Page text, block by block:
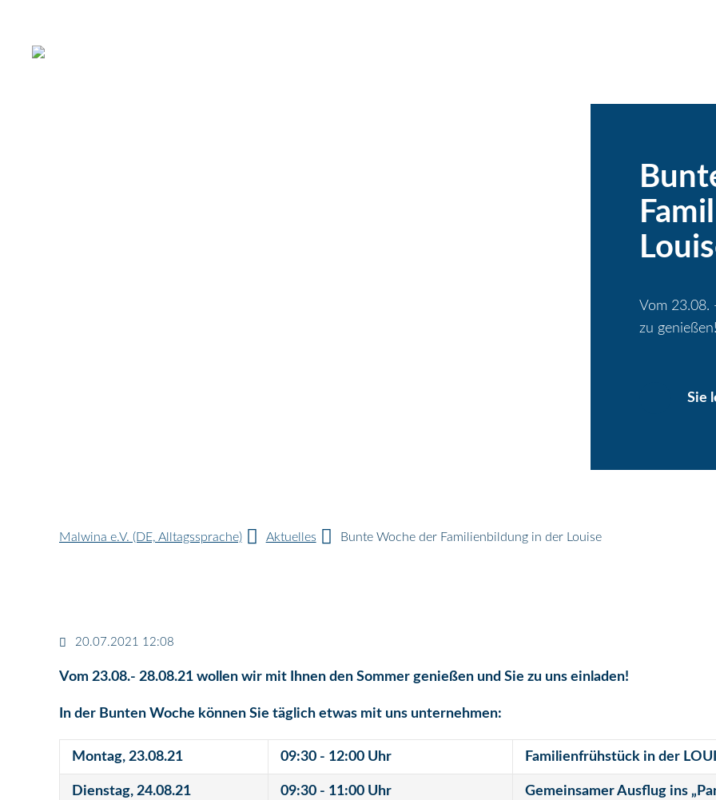
Vom 23.08.
zu
Sie
Malwina e.V. (DE, Alltagssprache) Aktuelles Bunte Woche der Familienbildung in der Louise
20.07.2021 12:08
Vom 23.08.- 28.08.21 wollen wir mit Ihnen den Sommer genießen und Sie zu uns einladen!
In der Bunten Woche können Sie täglich etwas mit uns unternehmen:
Montag, 23.08.21 09:30 - 12:00 Uhr Familienfrühstück in der
Dienstag, 24.08.21 09:30 - 11:00 Uhr Gemeinsamer Ausflug ins